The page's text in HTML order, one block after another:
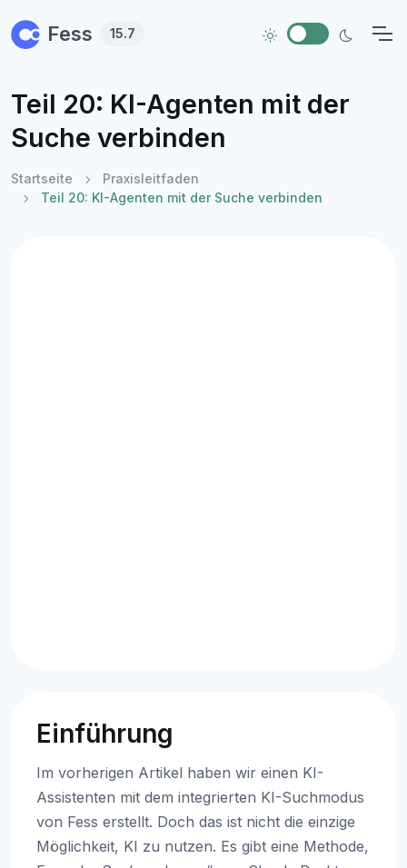
Fess 15.7
Teil 20: KI-Agenten mit der
Suche verbinden
Startseite
Praxisleitfaden
Teil 20: KI-Agenten mit der Suche verbinden
Einführung
Im vorherigen Artikel haben wir einen KI-
Assistenten mit dem integrierten KI-Suchmodus
von Fess erstellt. Doch das ist nicht die einzige
Möglichkeit, KI zu nutzen. Es gibt eine Methode,